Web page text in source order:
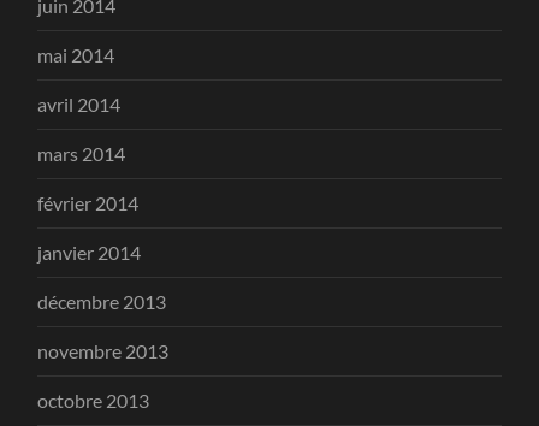
juin 2014
mai 2014
avril 2014
mars 2014
février 2014
janvier 2014
décembre 2013
novembre 2013
octobre 2013